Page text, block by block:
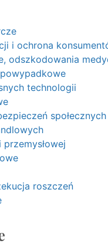
i ochrona
odszkodowania
technologii
społecznych
przemysłowej
roszczeń